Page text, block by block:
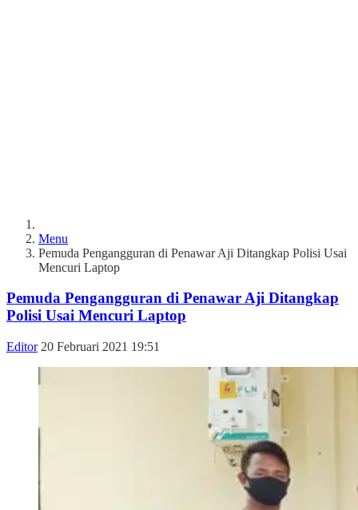
Menu
Pemuda Pengangguran di Penawar Aji Ditangkap Polisi Usai
Mencuri Laptop
Pemuda Pengangguran di Penawar Aji Ditangkap
Polisi Usai Mencuri Laptop
Editor 20 Februari 2021 19:51